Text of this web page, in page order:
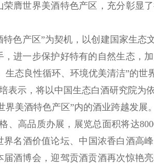
膺世界美酒特色产区，充分彰显
色产区”为契机，以创建国家生态
进一步保护好特有的自然生态，
态良性循环、环境优美清洁”的世
示，将以中国生态白酒研究院为
美酒特色产区”内的酒业跨越发展。
高品质办展，展览总面积将达
名酒价值论坛、中国浓香白酒高
酒博会，迎驾贡酒贡酒再次惊艳